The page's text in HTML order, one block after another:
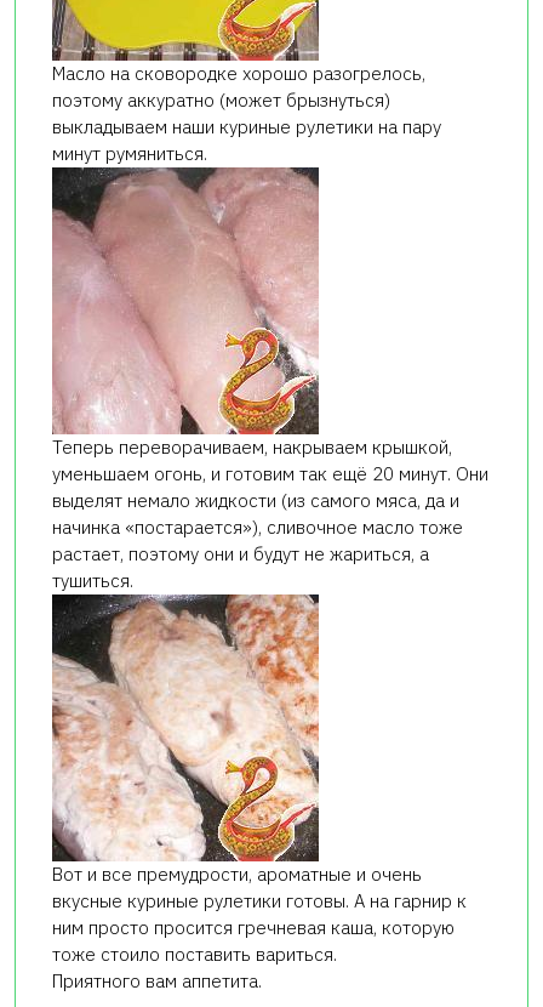
Масло на сковородке хорошо разогрелось,
поэтому аккуратно (может брызнуться)
выкладываем наши куриные рулетики на пару
минут румяниться.
Теперь переворачиваем, накрываем крышкой,
уменьшаем огонь, и готовим так ещё 20 минут. Они
выделят немало жидкости (из самого мяса, да и
начинка «постарается»), сливочное масло тоже
растает, поэтому они и будут не жариться, а
тушиться.
Вот и все премудрости, ароматные и очень
вкусные куриные рулетики готовы. А на гарнир к
ним просто просится гречневая каша, которую
тоже стоило поставить вариться.
Приятного вам аппетита.